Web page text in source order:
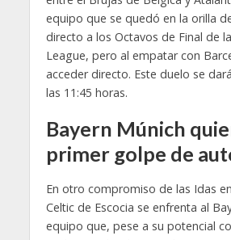
equipo que se quedó en la orilla
directo a los Octavos de Final de
League, pero al empatar con
acceder directo. Este duelo se
las 11:45 horas.
Bayern Múnich
primer golpe de
En otro compromiso de las Idas
Celtic de Escocia se enfrenta al
equipo que, pese a su potencial